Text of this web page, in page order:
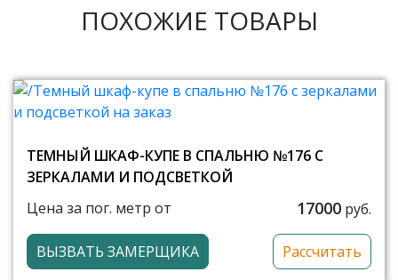
ПОХОЖИЕ ТОВАРЫ
ТЕМНЫЙ ШКАФ-КУПЕ В СПАЛЬНЮ №176 С
ЗЕРКАЛАМИ И ПОДСВЕТКОЙ
Цена за пог. метр от
17000 руб.
ВЫЗВАТЬ ЗАМЕРЩИКА Рассчитать